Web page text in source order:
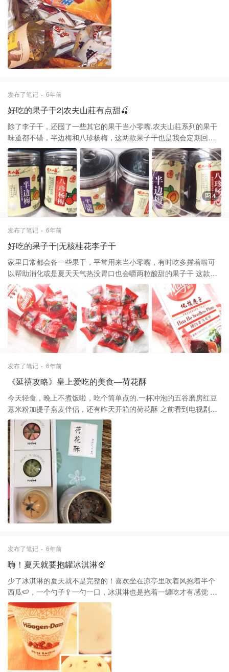
发布了笔记 6年前
好吃的果子干2|农夫山莊有点甜🍒
除了李子干，还囤了一些其它的果干当小零嘴.农夫山莊系列的果干
味道都不错，半边梅和八珍杨梅，这两款果子干也是我会定期回购
的 半边梅果肉厚实柔嫩爽口，酸甜开胃，吃完口齿留有余甜；八珍
杨梅每次打开盖子就浓浓的杨梅果香扑鼻而来，这时就能深切体会
到“望梅止渴”四字，忍不住的用小叉子扎一个吃，酸酸甜甜，饱满多
汁，夏天有时会用冰块盒制作一些杨梅冰块，等喝的时候往杯子放
入杨梅冰块、掺入雪碧、配上一两片青柠，好看又消渴，也是别有
一番滋味！农夫山莊现在出了罐装的，比起之前的袋装不仅量多
啦，而且更容易保存，瓶盖夹层还附带两个小叉子，也是很贴心啦
4
发布了笔记 6年前
好吃的果子干|无核桂花李子干
家里日常都会备一些果干，平常用来当小零嘴，有时吃多撑着啦可
以帮助消化或是夏天天气热没胃口也会嚼两粒酸甜的果子干 这款桂
花李子干外大包装，内含颗颗小包装，包装也很好看是，红红的颜
色印画着成熟的果子和小花，吃起来味道酸甜，像在中国吃的加应
子的味道，而且是无核的，吃起来很方便，早餐喝白粥时也可以当
配菜，每次吃完都会再买
发布了笔记 6年前
《延禧攻略》皇上爱吃的美食—荷花酥
今天轻食，晚上不煮饭啦，吃个简单点的.一杯冲泡的五谷磨房红豆
薏米粉加提子燕麦伴侣，还有昨天开箱的荷花酥 之前看到电视剧延
禧攻略里面有各式甜品，感觉都好看又好吃！这次入手了荷花酥，
尝尝皇宫的甜品，荷花酥如花状，形式荷花， 层层酥皮！一盒有三
粒，分三种口味、粉色的抹茶馅、绿色奶黄馅、黄色紫薯馅.看上去
不错，吃起来并不惊艳，酥皮不是脆的是绵软，口感吃起来干涩就
是面粉做的，而且中间的紫薯馅味并不浓，应该说是荷花饼差不
多，不是很喜欢，比起这个还是更喜欢之前买的蛋黄酥和芋头酥
发布了笔记 6年前
嗨！夏天就要抱罐冰淇淋🍨
少了冰淇淋的夏天就不是完整的！喜欢坐在凉亭里吹着风抱着半个
西瓜🍉，一个勺子🥄一勺一口，冰淇淋也是抱着一罐吃才有感觉 尝
了好多款的哈根达斯冰淇淋，最爱的口味就是Rum Raisin和Vanilla
Blackberry Chocolate Trio Crispy Layers；朗姆酒葡萄干冰淇淋微
微的酒香带着粒粒分明的葡萄干🍇混合浓郁的奶香味这款冰淇淋超
好吃，一次吃一罐，永远吃不够，另一个是🌿香草黑莓巧克力脆三
合一冰淇淋，每层都混合着香草味和黑莓味冰淇淋，夹着巧克力脆
片，不仅颜色好看，吃起来一点也不甜腻，一开吃停不下，每次一